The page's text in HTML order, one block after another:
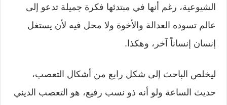
الشيوعية، رغم أنها في مبتدئها فكرة جميلة تدعو إلى
عالم تسوده العدالة والأخوة ولا محل فيه لأن يستغل
إنسان إنساناً آخر، وهكذا.
ليخلص الباحث إلى شكل رابع من أشكال التعصب،
حديث الساعة ولو أنه ذو نسب رفيع، هو التعصب الديني